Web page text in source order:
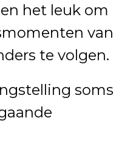
het leuk om
van
te volgen.
soms